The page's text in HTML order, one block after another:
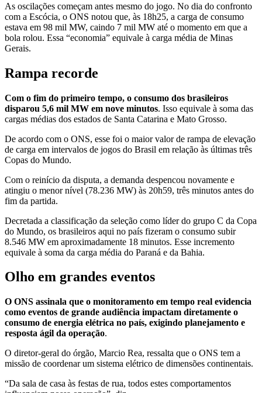
As oscilações começam antes mesmo do jogo. No dia do confronto
com a Escócia, o ONS notou que, às 18h25, a carga de consumo
estava em 98 mil MW, caindo 7 mil MW até o momento em que a
bola rolou. Essa “economia” equivale à carga média de Minas
Gerais.
Rampa recorde
Com o fim do primeiro tempo, o consumo dos brasileiros
disparou 5,6 mil MW em nove minutos. Isso equivale à soma das
cargas médias dos estados de Santa Catarina e Mato Grosso.
De acordo com o ONS, esse foi o maior valor de rampa de elevação
de carga em intervalos de jogos do Brasil em relação às últimas três
Copas do Mundo.
Com o reinício da disputa, a demanda despencou novamente e
atingiu o menor nível (78.236 MW) às 20h59, três minutos antes do
fim da partida.
Decretada a classificação da seleção como líder do grupo C da Copa
do Mundo, os brasileiros aqui no país fizeram o consumo subir
8.546 MW em aproximadamente 18 minutos. Esse incremento
equivale à soma da carga média do Paraná e da Bahia.
Olho em grandes eventos
O ONS assinala que o monitoramento em tempo real evidencia
como eventos de grande audiência impactam diretamente o
consumo de energia elétrica no país, exigindo planejamento e
resposta ágil da operação.
O diretor-geral do órgão, Marcio Rea, ressalta que o ONS tem a
missão de coordenar um sistema elétrico de dimensões continentais.
“Da sala de casa às festas de rua, todos estes comportamentos